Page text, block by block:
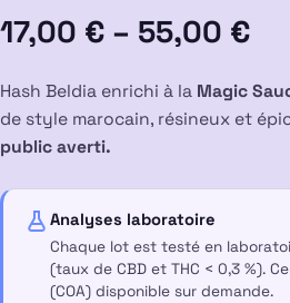
17,00 € – 55,00 €
Plage
de
prix :
55,00 €
Hash Beldia enrichi à la Magic
de style marocain, résineux et
public averti.
Analyses laboratoire
Chaque lot est testé en
(taux de CBD et THC < 0,3 %).
(COA) disponible sur demande.